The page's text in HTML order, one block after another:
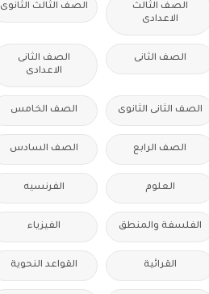
الصف الثالث
الاعدادى
الصف الثالث الثانوى
الصف الثانى
الصف الثانى
الاعدادى
الصف الثانى الثانوى الصف الخامس
الصف الرابع الصف السادس
العلوم الفرنسيه
الفلسفة والمنطق الفيزياء
القرائية القواعد النحوية